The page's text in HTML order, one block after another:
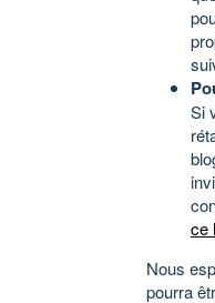
Si
ce
Nous
pourra